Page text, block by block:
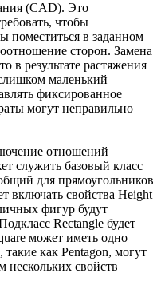
(CAD). Это
чтобы
поместиться в заданном
сторон. Замена
в результате растяжения
маленький
фиксированное
могут неправильно
отношений
служить базовый класс
для прямоугольников
включать свойства Height
фигур будут
Rectangle будет
может иметь одно
как Pentagon, могут
нескольких свойств